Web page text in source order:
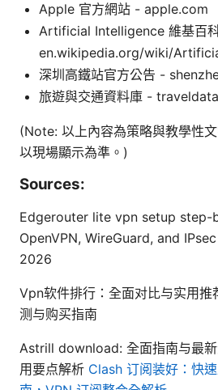
Apple 官方網站 - apple.com
Artificial Intelligence 維基百
en.wikipedia.org/wiki/
深圳高鐵站官方公告 -
旅遊與交通資料庫 -
(Note: 以上內容為策略與教學性
以現場顯示為準。)
Sources:
Edgerouter lite vpn setup
OpenVPN, WireGuard, and
2026
Vpn软件排行：全面对比与实用
测与购买指南
Astrill download: 全面指南与最
用要点解析 Clash 订阅装好：快